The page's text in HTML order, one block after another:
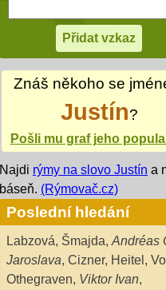
Znáš někoho se
Justín?
Pošli mu graf jeho
Najdi rýmy na slovo Justín a
báseň. (Rýmovač.cz)
Poslední hledání
Labzová, Šmajda, Andréas
Jaroslava, Cizner, Heitel ,
Othegraven, Viktor Ivan,